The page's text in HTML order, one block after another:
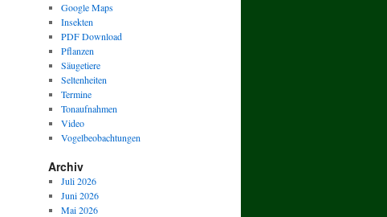
Google Maps
Insekten
PDF Download
Pflanzen
Säugetiere
Seltenheiten
Termine
Tonaufnahmen
Video
Vogelbeobachtungen
Archiv
Juli 2026
Juni 2026
Mai 2026